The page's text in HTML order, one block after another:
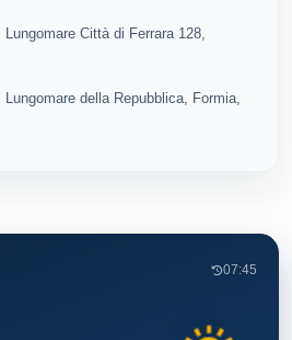
Città di Ferrara 128,
della Repubblica, Formia,
07:45